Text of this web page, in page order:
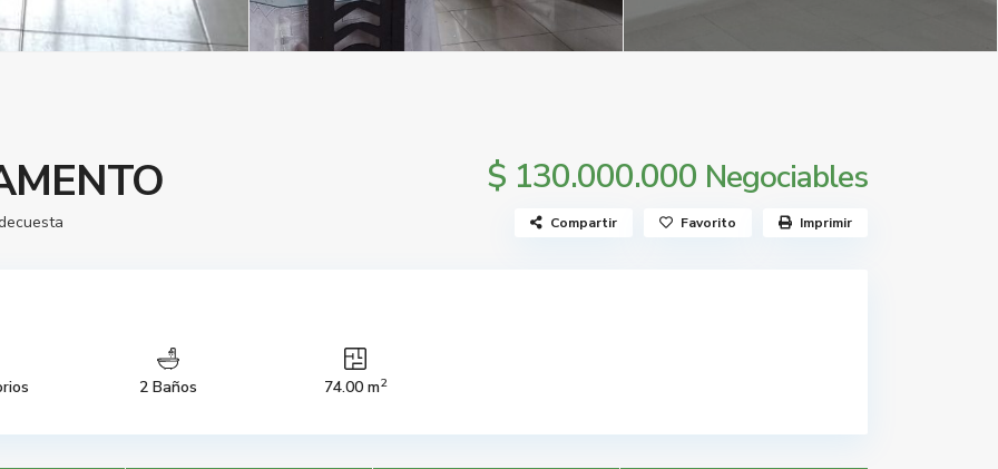
$ 130.000.000 Negociables
Compartir Favorito Imprimir
2 Baños 74.00 m2